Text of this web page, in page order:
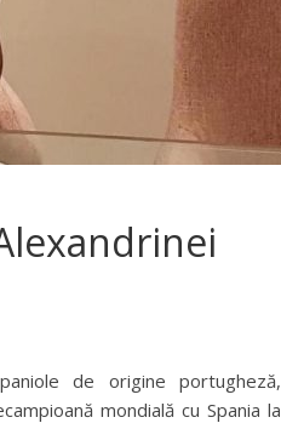
de origine portugheză,
mondială cu Spania la